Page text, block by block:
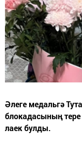
Әлеге медальгә
блокадасының
лаек булды.